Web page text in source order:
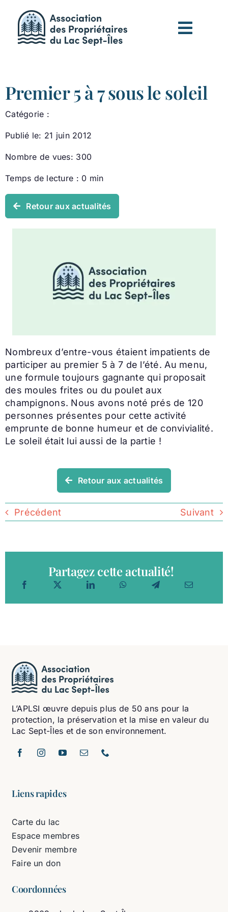
contenu
Premier 5 à 7 sous le soleil
Catégorie :
Publié le: 21 juin 2012
Nombre de vues: 300
Temps de lecture : 0 min
Retour aux actualités
Nombreux d’entre-vous étaient impatients de
participer au premier 5 à 7 de l’été. Au menu,
une formule toujours gagnante qui proposait
des moules frites ou du poulet aux
champignons. Nous avons noté prés de 120
personnes présentes pour cette activité
emprunte de bonne humeur et de convivialité.
Le soleil était lui aussi de la partie !
Retour aux actualités
Précédent Suivant
Partagez cette actualité!
L’APLSI œuvre depuis plus de 50 ans pour la
protection, la préservation et la mise en valeur du
Lac Sept-Îles et de son environnement.
Liens rapides
Carte du lac
Espace membres
Devenir membre
Faire un don
Coordonnées